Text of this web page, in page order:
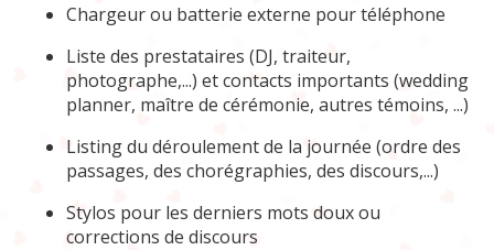
Chargeur ou batterie externe pour téléphone
Liste des prestataires (DJ, traiteur,
photographe,...) et contacts importants (wedding
planner, maître de cérémonie, autres témoins, ...)
Listing du déroulement de la journée (ordre des
passages, des chorégraphies, des discours,...)
Stylos pour les derniers mots doux ou
corrections de discours